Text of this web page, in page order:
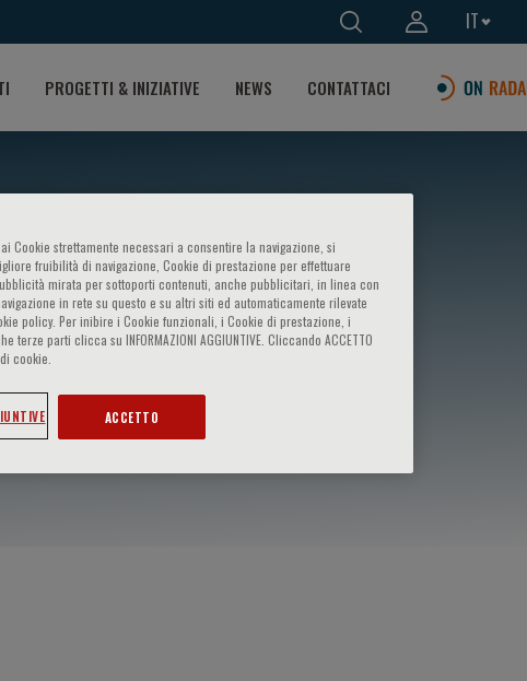
IT
PROGETTI & INIZIATIVE NEWS CONTATTACI
Cookie strettamente necessari a consentire la navigazione, si
fruibilità di navigazione, Cookie di prestazione per effettuare
mirata per sottoporti contenuti, anche pubblicitari, in linea con
in rete su questo e su altri siti ed automaticamente rilevate
policy. Per inibire i Cookie funzionali, i Cookie di prestazione, i
parti clicca su INFORMAZIONI AGGIUNTIVE. Cliccando ACCETTO
cookie.
ACCETTO